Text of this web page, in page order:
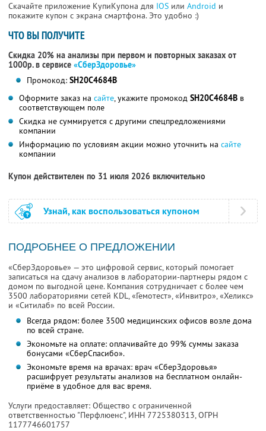
Скачайте приложение КупиКупона для IOS или Android и
покажите купон с экрана смартфона. Это удобно :)
ЧТО ВЫ ПОЛУЧИТЕ
Скидка 20% на анализы при первом и повторных заказах от
1000р. в сервисе «СберЗдоровье»
Промокод: SH20C4684B
Оформите заказ на сайте, укажите промокод SH20C4684B в
соответствующем поле
Скидка не суммируется с другими спецпредложениями
компании
Информацию по условиям акции можно уточнить на сайте
компании
Купон действителен по 31 июля 2026 включительно
Узнай, как воспользоваться купоном
ПОДРОБНЕЕ О ПРЕДЛОЖЕНИИ
«СберЗдоровье» — это цифровой сервис, который помогает
записаться на сдачу анализов в лаборатории-партнеры рядом с
домом по выгодной цене. Компания сотрудничает с более чем
3500 лабораториями сетей KDL, «Гемотест», «Инвитро», «Хеликс»
и «Ситилаб» по всей России.
Всегда рядом: более 3500 медицинских офисов возле дома
по всей стране.
Экономьте на оплате: оплачивайте до 99% суммы заказа
бонусами «СберСпасибо».
Экономьте время на врачах: врач «СберЗдоровья»
расшифрует результаты анализов на бесплатном онлайн-
приёме в удобное для вас время.
Услуги предоставляет: Общество с ограниченной
ответственностью "Перфлюенс", ИНН 7725380313, ОГРН
1177746601757